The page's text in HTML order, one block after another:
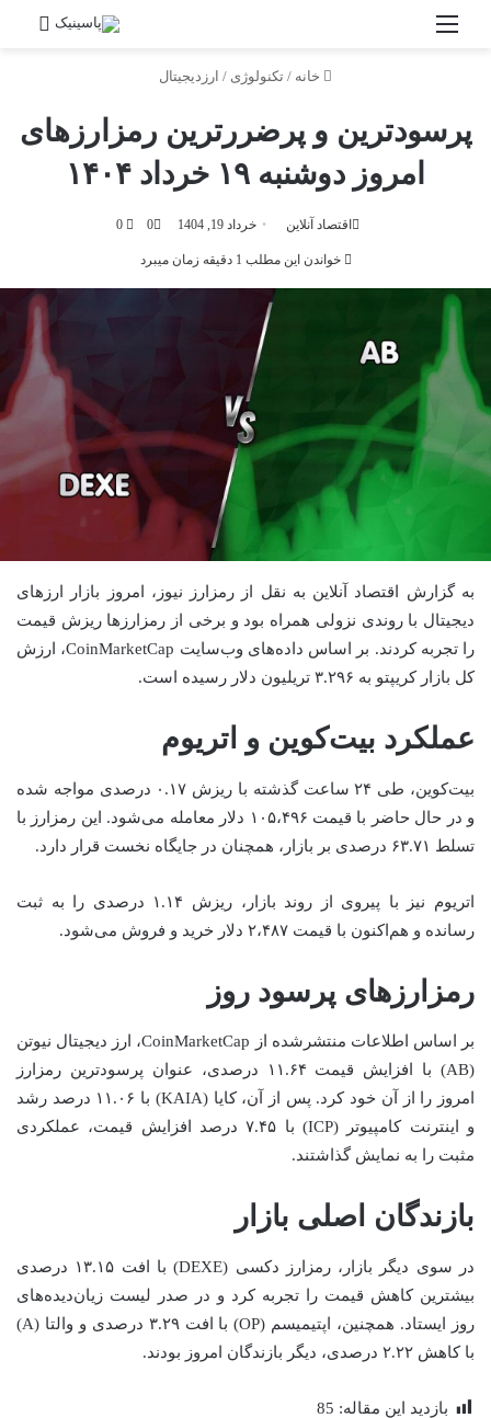
منو
خانه / تکنولوژی / ارزدیجیتال
پرسودترین و پرضررترین رمزارزهای
امروز دوشنبه ۱۹ خرداد ۱۴۰۴
اقتصاد آنلاین خرداد 19, 1404 0
0
خواندن این مطلب 1 دقیقه زمان میبرد
به گزارش اقتصاد آنلاین به نقل از رمزارز نیوز، امروز بازار ارز‌های
دیجیتال با روندی نزولی همراه بود و برخی از رمزارز‌ها ریزش قیمت
را تجربه کردند. بر اساس داده‌های وب‌سایت CoinMarketCap، ارزش
کل بازار کریپتو به ۳.۲۹۶ تریلیون دلار رسیده است.
عملکرد بیت‌کوین و اتریوم
بیت‌کوین، طی ۲۴ ساعت گذشته با ریزش ۰.۱۷ درصدی مواجه شده
و در حال حاضر با قیمت ۱۰۵،۴۹۶ دلار معامله می‌شود. این رمزارز با
تسلط ۶۳.۷۱ درصدی بر بازار، همچنان در جایگاه نخست قرار دارد.
اتریوم نیز با پیروی از روند بازار، ریزش ۱.۱۴ درصدی را به ثبت
رسانده و هم‌اکنون با قیمت ۲،۴۸۷ دلار خرید و فروش می‌شود.
رمزارز‌های پرسود روز
بر اساس اطلاعات منتشرشده از CoinMarketCap، ارز دیجیتال نیوتن
(AB) با افزایش قیمت ۱۱.۶۴ درصدی، عنوان پرسودترین رمزارز
امروز را از آن خود کرد. پس از آن، کایا (KAIA) با ۱۱.۰۶ درصد رشد
و اینترنت کامپیوتر (ICP) با ۷.۴۵ درصد افزایش قیمت، عملکردی
مثبت را به نمایش گذاشتند.
بازندگان اصلی بازار
در سوی دیگر بازار، رمزارز دکسی (DEXE) با افت ۱۳.۱۵ درصدی
بیشترین کاهش قیمت را تجربه کرد و در صدر لیست زیان‌دیده‌های
روز ایستاد. همچنین، اپتیمیسم (OP) با افت ۳.۲۹ درصدی و والتا (A)
با کاهش ۲.۲۲ درصدی، دیگر بازندگان امروز بودند.
بازدید این مقاله: 85